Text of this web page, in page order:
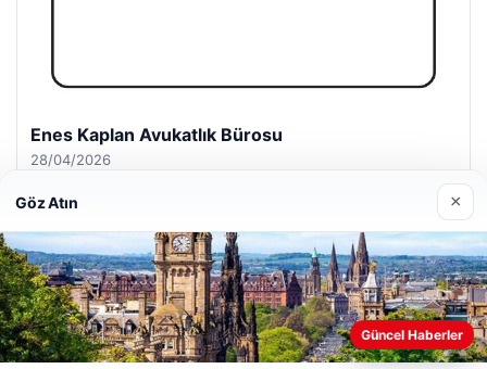
Enes Kaplan Avukatlık Bürosu
28/04/2026
© 2026 Haber Köşesi – Güncel Haberler
Web sitemizi nasıl kullandığınızı daha iyi anlayabilmek,
Göz Atın ×
Güncel Haberler